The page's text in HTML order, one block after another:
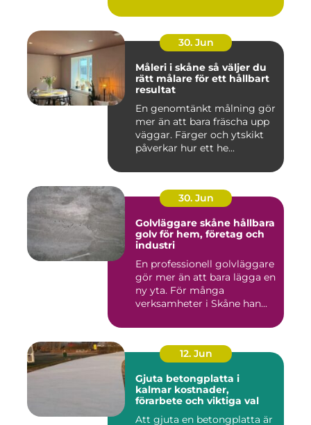
30. Jun
Måleri i skåne så väljer du
rätt målare för ett hållbart
resultat
En genomtänkt målning gör
mer än att bara fräscha upp
väggar. Färger och ytskikt
påverkar hur ett he...
30. Jun
Golvläggare skåne hållbara
golv för hem, företag och
industri
En professionell golvläggare
gör mer än att bara lägga en
ny yta. För många
verksamheter i Skåne han...
12. Jun
Gjuta betongplatta i
kalmar kostnader,
förarbete och viktiga val
Att gjuta en betongplatta är